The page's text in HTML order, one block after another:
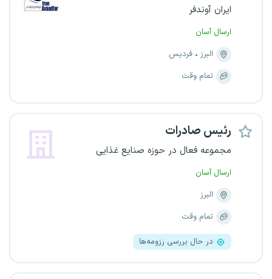
ایران آوندفر
ارسال آسان
البرز
فردیس
تمام وقت
رئیس صادرات
مجموعه فعال در حوزه صنایع غذایی
ارسال آسان
البرز
تمام وقت
در حال بررسی رزومه‌ها